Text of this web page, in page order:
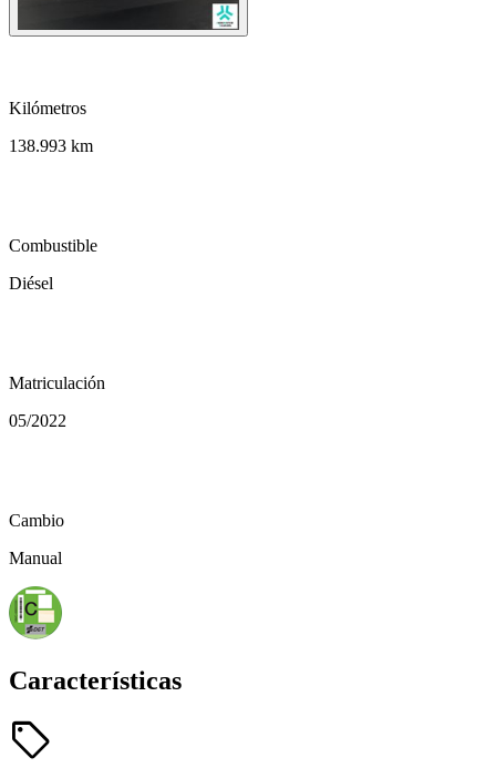
Kilómetros
138.993 km
Combustible
Diésel
Matriculación
05/2022
Cambio
Manual
Características
sell